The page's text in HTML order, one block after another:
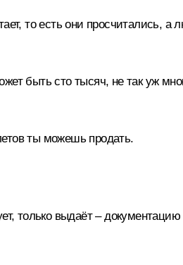
то есть они просчитались, а
быть сто тысяч, не так уж
ты можешь продать.
только выдаёт –